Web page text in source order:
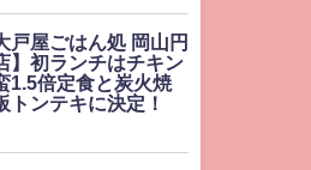
戸屋ごはん処 岡山円
】初ランチはチキン
1.5倍定食と炭火焼
トンテキに決定！